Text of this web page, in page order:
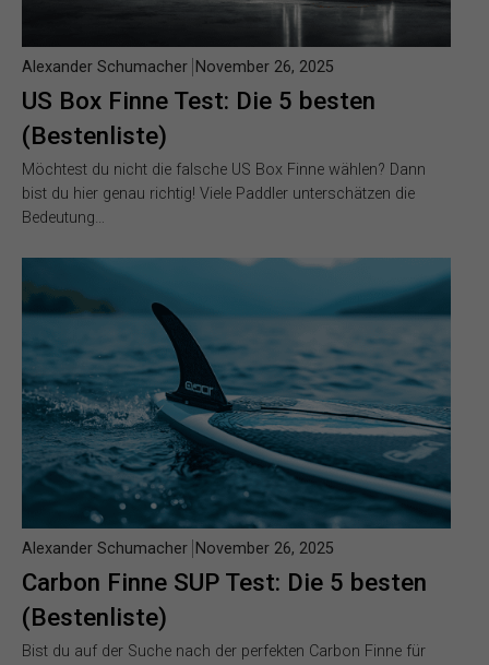
US Box Finne Test: Die 5 besten
(Bestenliste)
Alexander Schumacher November 26, 2025
Möchtest du nicht die falsche US Box Finne wählen? Dann
bist du hier genau richtig! Viele Paddler unterschätzen die
Bedeutung…
Carbon Finne SUP Test: Die 5 besten
(Bestenliste)
Alexander Schumacher November 26, 2025
Bist du auf der Suche nach der perfekten Carbon Finne für